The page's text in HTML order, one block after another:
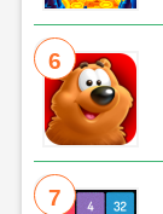
6
7